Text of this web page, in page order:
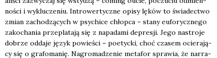
no­ści i wyklu­cze­niu. Intro­wer­tycz­ne opi­sy lęków to świa­dec­two
zmian zacho­dzą­cych w psy­chi­ce chłop­ca – sta­ny eufo­rycz­ne­go
zako­cha­nia prze­pla­ta­ją się z napa­da­mi depre­sji. Jego nastro­je
dobrze odda­je język powie­ści – poetyc­ki, choć cza­sem ocie­ra­ją­
cy się o gra­fo­ma­nię. Nagro­ma­dze­nie meta­for spra­wia, że nar­ra­